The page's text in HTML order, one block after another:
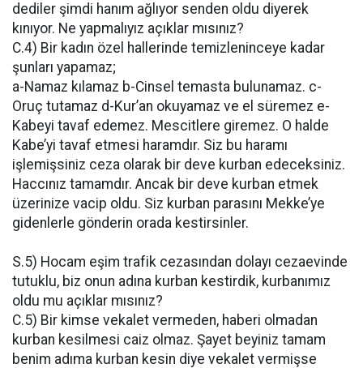
dediler şimdi hanım ağlıyor senden oldu diyerek
kınıyor. Ne yapmalıyız açıklar mısınız?
C.4) Bir kadın özel hallerinde temizleninceye kadar
şunları yapamaz;
a-Namaz kılamaz b-Cinsel temasta bulunamaz. c-
Oruç tutamaz d-Kur’an okuyamaz ve el süremez e-
Kabeyi tavaf edemez. Mescitlere giremez. O halde
Kabe’yi tavaf etmesi haramdır. Siz bu haramı
işlemişsiniz ceza olarak bir deve kurban edeceksiniz.
Haccınız tamamdır. Ancak bir deve kurban etmek
üzerinize vacip oldu. Siz kurban parasını Mekke’ye
gidenlerle gönderin orada kestirsinler.
S.5) Hocam eşim trafik cezasından dolayı cezaevinde
tutuklu, biz onun adına kurban kestirdik, kurbanımız
oldu mu açıklar mısınız?
C.5) Bir kimse vekalet vermeden, haberi olmadan
kurban kesilmesi caiz olmaz. Şayet beyiniz tamam
benim adıma kurban kesin diye vekalet vermişse